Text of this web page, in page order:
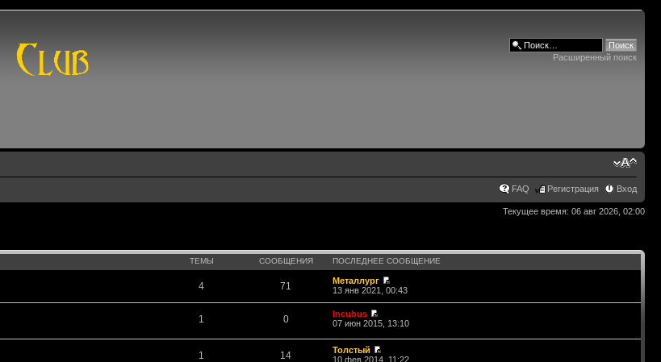
Расширенный поиск
FAQ Регистрация Вход
Текущее время: 06 авг 2026, 02:00
ТЕМЫ СООБЩЕНИЯ ПОСЛЕДНЕЕ СООБЩЕНИЕ
4 71
Металлург
13 янв 2021, 00:43
1 0
Incubus
07 июн 2015, 13:10
1 14
Толстый
10 фев 2014, 11:22